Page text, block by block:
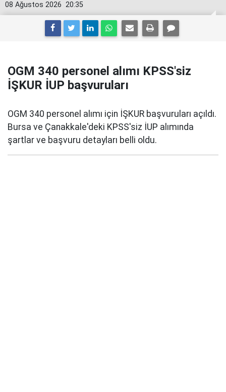
20:35
08 Ağustos 2026
OGM 340 personel alımı KPSS'siz
İŞKUR İUP başvuruları
OGM 340 personel alımı için İŞKUR başvuruları açıldı.
Bursa ve Çanakkale'deki KPSS'siz İUP alımında
şartlar ve başvuru detayları belli oldu.